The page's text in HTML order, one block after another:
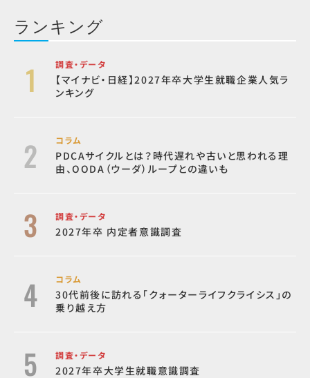
ランキング
調査・データ
【マイナビ・日経】2027年卒大学生就職企業人気ラ
ンキング
コラム
PDCAサイクルとは？時代遅れや古いと思われる理
由、OODA（ウーダ）ループとの違いも
調査・データ
2027年卒 内定者意識調査
コラム
30代前後に訪れる「クォーターライフクライシス」の
乗り越え方
調査・データ
2027年卒大学生就職意識調査